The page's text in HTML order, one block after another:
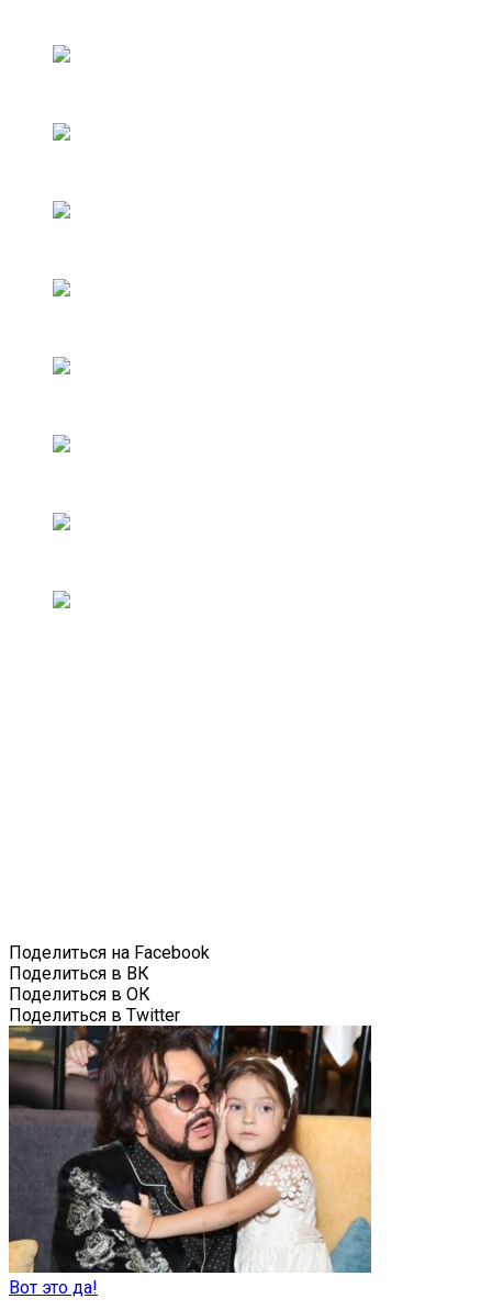
Поделиться на Facebook
Поделиться в ВК
Поделиться в ОК
Поделиться в Twitter
Вот это да!